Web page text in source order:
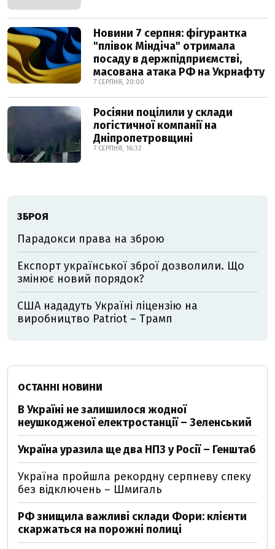
Новини 7 серпня: фігурантка
"плівок Міндіча" отримала
посаду в держпідприємстві,
масована атака РФ на Укрнафту
7 СЕРПНЯ, 20:00
Росіяни поцілили у склади
логістичної компанії на
Дніпропетровщині
7 СЕРПНЯ, 16:32
ЗБРОЯ
Парадокси права на зброю
Експорт української зброї дозволили. Що
змінює новий порядок?
США нададуть Україні ліцензію на
виробництво Patriot – Трамп
ОСТАННІ НОВИНИ
В Україні не залишилося жодної
неушкодженої електростанції – Зеленський
Україна уразила ще два НПЗ у Росії – Генштаб
Україна пройшла рекордну серпневу спеку
без відключень – Шмигаль
РФ знищила важливі склади Фори: клієнти
скаржаться на порожні полиці